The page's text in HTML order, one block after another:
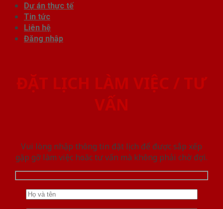
Dự án thực tế
Tin tức
Liên hệ
Đăng nhập
ĐẶT LỊCH LÀM VIỆC / TƯ
VẤN
Vui lòng nhập thông tin đặt lịch để được sắp xếp
gặp gỡ làm việc hoăc tư vấn mà không phải chờ đợi.